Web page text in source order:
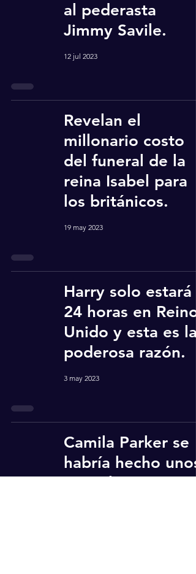
al pederasta
Jimmy Savile.
12 jul 2023
Revelan el
millonario costo
del funeral de la
reina Isabel para
los británicos.
19 may 2023
Harry solo estará
24 horas en Reino
Unido y esta es la
poderosa razón.
3 may 2023
Camila Parker se
habría hecho unos
‘arreglitos’ y gastó